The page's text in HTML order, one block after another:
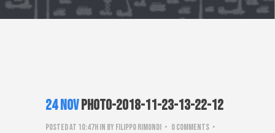
24 NovPHOTO-2018-11-23-13-22-12
Posted at 10:47hin by Filippo Rimondi
0 Comments